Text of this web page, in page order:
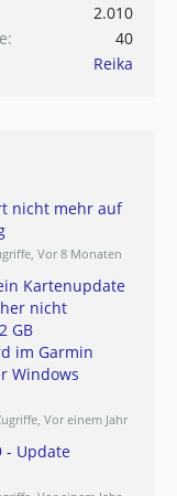
2.010
40
Reika
nicht mehr auf
Vor 8 Monaten
Kartenupdate
nicht
GB
im Garmin
Windows
Vor einem Jahr
- Update